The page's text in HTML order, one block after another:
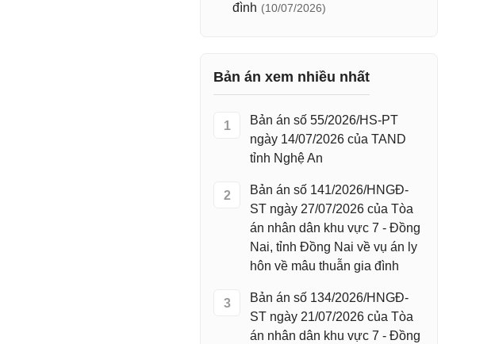
đình (10/07/2026)
Bản án xem nhiều nhất
1
Bản án số 55/2026/HS-PT
ngày 14/07/2026 của TAND
tỉnh Nghệ An
2
Bản án số 141/2026/HNGĐ-
ST ngày 27/07/2026 của Tòa
án nhân dân khu vực 7 - Đồng
Nai, tỉnh Đồng Nai về vụ án ly
hôn về mâu thuẫn gia đình
3
Bản án số 134/2026/HNGĐ-
ST ngày 21/07/2026 của Tòa
án nhân dân khu vực 7 - Đồng